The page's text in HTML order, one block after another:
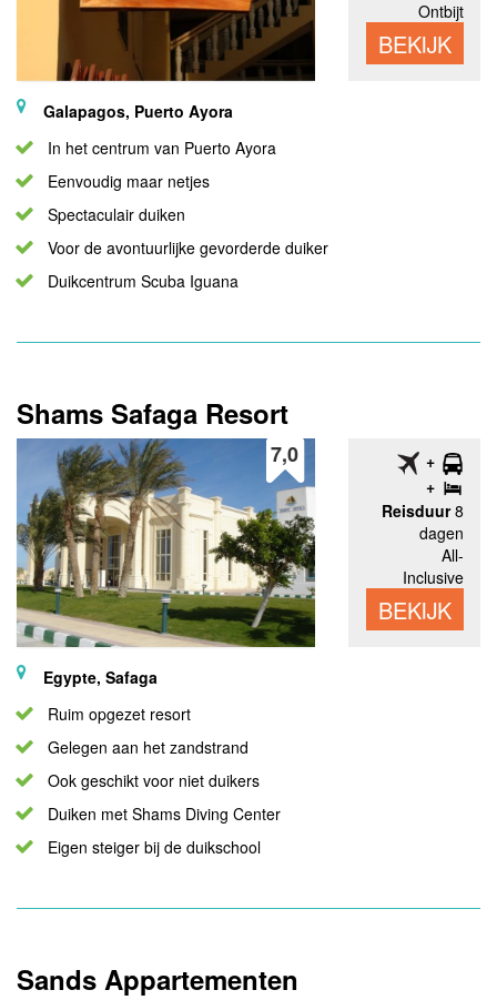
Ontbijt
BEKIJK
Galapagos, Puerto Ayora
In het centrum van Puerto Ayora
Eenvoudig maar netjes
Spectaculair duiken
Voor de avontuurlijke gevorderde duiker
Duikcentrum Scuba Iguana
Shams Safaga Resort
7,0
Reisduur8
dagen
All-
Inclusive
BEKIJK
Egypte, Safaga
Ruim opgezet resort
Gelegen aan het zandstrand
Ook geschikt voor niet duikers
Duiken met Shams Diving Center
Eigen steiger bij de duikschool
Sands Appartementen